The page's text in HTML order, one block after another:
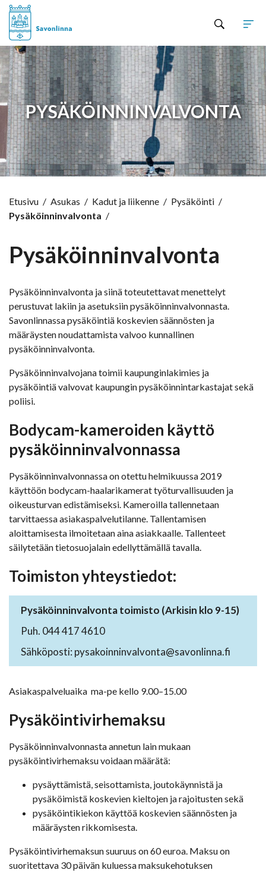
PYSÄKÖINNINVALVONTA
Etusivu / Asukas / Kadut ja liikenne / Pysäköinti /
Pysäköinninvalvonta /
Pysäköinninvalvonta
Pysäköinninvalvonta ja siinä toteutettavat menettelyt
perustuvat lakiin ja asetuksiin pysäköinninvalvonnasta.
Savonlinnassa pysäköintiä koskevien säännösten ja
määräysten noudattamista valvoo kunnallinen
pysäköinninvalvonta.
Pysäköinninvalvojana toimii kaupunginlakimies ja
pysäköintiä valvovat kaupungin pysäköinnintarkastajat sekä
poliisi.
Bodycam-kameroiden käyttö
pysäköinninvalvonnassa
Pysäköinninvalvonnassa on otettu helmikuussa 2019
käyttöön bodycam-haalarikamerat työturvallisuuden ja
oikeusturvan edistämiseksi. Kameroilla tallennetaan
tarvittaessa asiakaspalvelutilanne. Tallentamisen
aloittamisesta ilmoitetaan aina asiakkaalle. Tallenteet
säilytetään tietosuojalain edellyttämällä tavalla.
Toimiston yhteystiedot:
Pysäköinninvalvonta toimisto (Arkisin klo 9-15)
Puh. 044 417 4610
Sähköposti: pysakoinninvalvonta@savonlinna.fi
Asiakaspalveluaika ma-pe kello 9.00–15.00
Pysäköintivirhemaksu
Pysäköinninvalvonnasta annetun lain mukaan
pysäköintivirhemaksu voidaan määrätä:
pysäyttämistä, seisottamista, joutokäynnistä ja
pysäköimistä koskevien kieltojen ja rajoitusten sekä
pysäköintikiekon käyttöä koskevien säännösten ja
määräysten rikkomisesta.
Pysäköintivirhemaksun suuruus on 60 euroa. Maksu on
suoritettava 30 päivän kuluessa maksukehotuksen